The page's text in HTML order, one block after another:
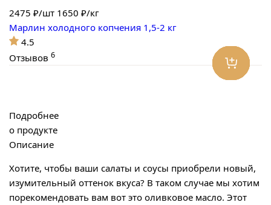
2475 ₽/шт 1650 ₽/кг
Марлин холодного копчения 1,5-2 кг
4.5
Отзывов 6
Подробнее
о продукте
Описание
Хотите, чтобы ваши салаты и соусы приобрели новый,
изумительный оттенок вкуса? В таком случае мы хотим
порекомендовать вам вот это оливковое масло. Этот